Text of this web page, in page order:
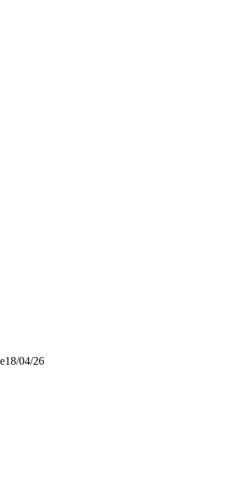
18/04/26